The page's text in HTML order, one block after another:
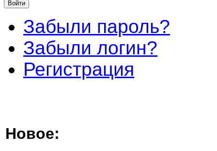
Забыли пароль?
Забыли логин?
Регистрация
Новое: